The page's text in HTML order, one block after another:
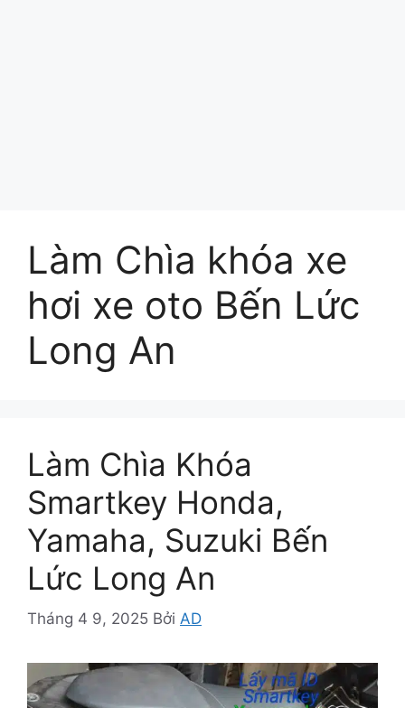
Làm Chìa khóa xe
hơi xe oto Bến Lức
Long An
Làm Chìa Khóa
Smartkey Honda,
Yamaha, Suzuki Bến
Lức Long An
Tháng 4 9, 2025 Bởi AD